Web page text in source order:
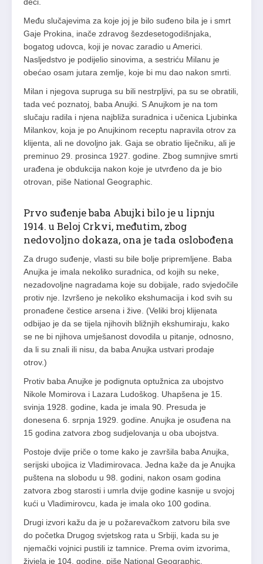
Među slučajevima za koje joj je bilo suđeno bila je i smrt
Gaje Prokina, inače zdravog šezdesetogodišnjaka,
bogatog udovca, koji je novac zaradio u Americi.
Nasljedstvo je podijelio sinovima, a sestriću Milanu je
obećao osam jutara zemlje, koje bi mu dao nakon smrti.
Milan i njegova supruga su bili nestrpljivi, pa su se obratili,
tada već poznatoj, baba Anujki. S Anujkom je na tom
slučaju radila i njena najbliža suradnica i učenica Ljubinka
Milankov, koja je po Anujkinom receptu napravila otrov za
klijenta, ali ne dovoljno jak. Gaja se obratio liječniku, ali je
preminuo 29. prosinca 1927. godine. Zbog sumnjive smrti
urađena je obdukcija nakon koje je utvrđeno da je bio
otrovan, piše National Geographic.
Prvo suđenje baba Abujki bilo je u lipnju
1914. u Beloj Crkvi, međutim, zbog
nedovoljno dokaza, ona je tada oslobođena
Za drugo suđenje, vlasti su bile bolje pripremljene. Baba
Anujka je imala nekoliko suradnica, od kojih su neke,
nezadovoljne nagradama koje su dobijale, rado svjedočile
protiv nje. Izvršeno je nekoliko ekshumacija i kod svih su
pronađene čestice arsena i žive. (Veliki broj klijenata
odbijao je da se tijela njihovih bližnjih ekshumiraju, kako
se ne bi njihova umješanost dovodila u pitanje, odnosno,
da li su znali ili nisu, da baba Anujka ustvari prodaje
otrov.)
Protiv baba Anujke je podignuta optužnica za ubojstvo
Nikole Momirova i Lazara Ludoškog. Uhapšena je 15.
svinja 1928. godine, kada je imala 90. Presuda je
donesena 6. srpnja 1929. godine. Anujka je osuđena na
15 godina zatvora zbog sudjelovanja u oba ubojstva.
Postoje dvije priče o tome kako je završila baba Anujka,
serijski ubojica iz Vladimirovaca. Jedna kaže da je Anujka
puštena na slobodu u 98. godini, nakon osam godina
zatvora zbog starosti i umrla dvije godine kasnije u svojoj
kući u Vladimirovcu, kada je imala oko 100 godina.
Drugi izvori kažu da je u požarevačkom zatvoru bila sve
do početka Drugog svjetskog rata u Srbiji, kada su je
njemački vojnici pustili iz tamnice. Prema ovim izvorima,
živjela je 104. godine, piše National Geographic.